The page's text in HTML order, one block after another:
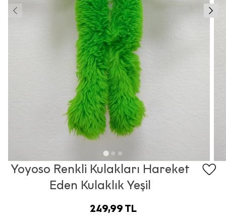
Yoyoso Renkli Kulakları Hareket
Eden Kulaklık Yeşil
249,99 TL